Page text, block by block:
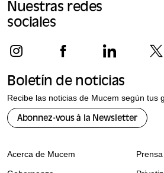
Nuestras redes
sociales
Boletín de noticias
Recibe las noticias de Mucem según tus
Abonnez-vous à la Newsletter
Acerca de Mucem Prensa